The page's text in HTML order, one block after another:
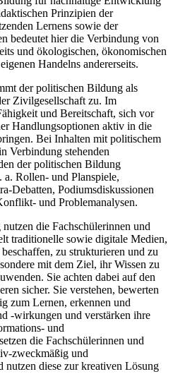
Prinzipien der
Lernens sowie der
bedeutet hier die Verbindung von
und ökolo­gischen, ökonomischen
Handelns andererseits.
der politischen Bildung als
Zivilgesellschaft zu. Im
und Bereitschaft, sich vor
Handlungsoptionen aktiv in die
Bei Inhalten mit politischem
Verbindung stehenden
der politischen Bildung
a. Rollen- und Planspiele,
Debatten, Podiumsdiskussionen
und Problemanalysen.
die Fachschülerinnen und
traditionelle sowie digitale Medien,
zu strukturieren und zu
mit dem Ziel, ihr Wissen zu
Sie achten dabei auf den
sicher. Sie verstehen, bewerten
zum Lernen, erkennen und
-wirkungen und verstärken ihre
und
die Fachschüle­rinnen und
zweckmäßig und
nutzen diese zur kreativen Lösung